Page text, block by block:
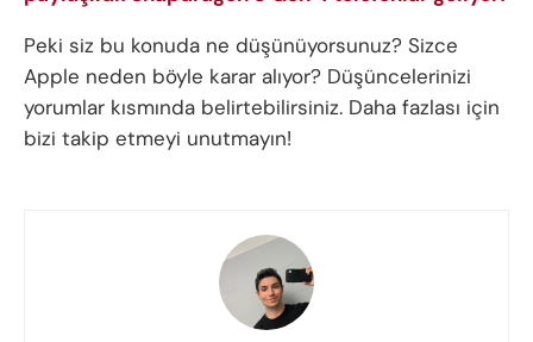
Peki siz bu konuda ne düşünüyorsunuz? Sizce
Apple neden böyle karar alıyor? Düşüncelerinizi
yorumlar kısmında belirtebilirsiniz. Daha fazlası için
bizi takip etmeyi unutmayın!